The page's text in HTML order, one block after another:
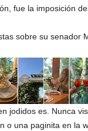
fue la imposición
sobre su senador
jodidos es. Nunca
o una paginita en la